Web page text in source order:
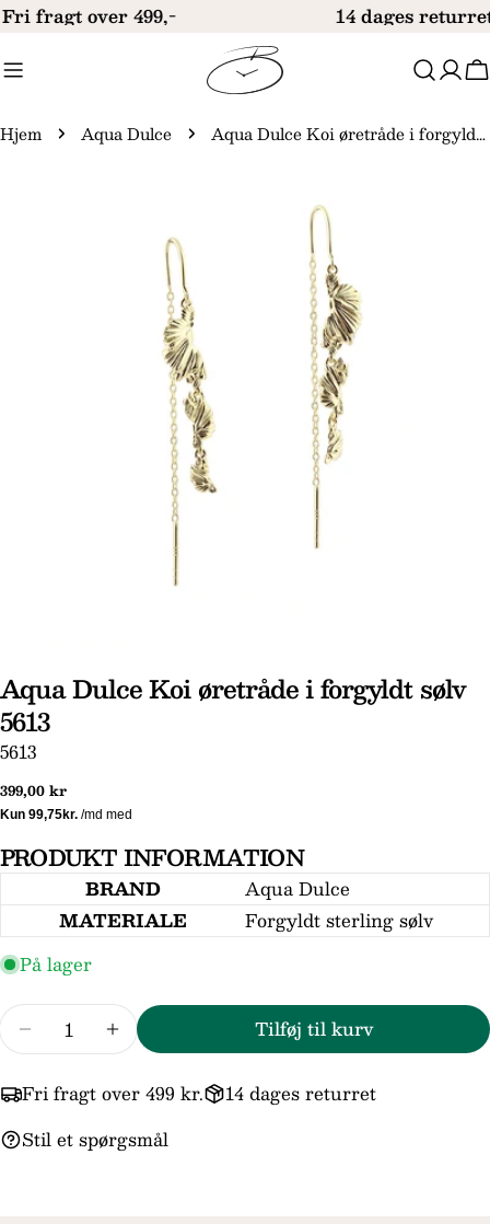
Gå
indhold
Fri fragt over 499,- 14 dages returret
Hjem Aqua Dulce Aqua Dulce Koi øretråde i forgyldt sølv 5613
medie 0 i modal
Aqua Dulce Koi øretråde i forgyldt sølv
5613
SKU:
5613
Normal
pris
399,00 kr
PRODUKT INFORMATION
BRAND
Aqua Dulce
MATERIALE
Forgyldt sterling sølv
På lager
Reducer mængden for Aqua Dulce Koi
Forøg mængden for Aqua Dulce Koi
Tilføj til kurv
Fri fragt over 499 kr.
14 dages returret
Stil et spørgsmål
Din
Din
telefon
Din
Felterne markeret med * er obligatoriske.
Send spørgsmål